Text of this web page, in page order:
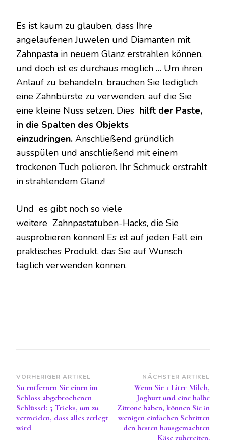
Es ist kaum zu glauben, dass Ihre
angelaufenen Juwelen und Diamanten mit
Zahnpasta in neuem Glanz erstrahlen können,
und doch ist es durchaus möglich … Um ihren
Anlauf zu behandeln, brauchen Sie lediglich
eine Zahnbürste zu verwenden, auf die Sie
eine kleine Nuss setzen. Dies hilft der Paste,
in die Spalten des Objekts
einzudringen. Anschließend gründlich
ausspülen und anschließend mit einem
trockenen Tuch polieren. Ihr Schmuck erstrahlt
in strahlendem Glanz!
Und es gibt noch so viele
weitere Zahnpastatuben-Hacks, die Sie
ausprobieren können! Es ist auf jeden Fall ein
praktisches Produkt, das Sie auf Wunsch
täglich verwenden können.
Beitragsnavigation
VORHERIGER ARTIKEL
So entfernen Sie einen im
Schloss abgebrochenen
Schlüssel: 5 Tricks, um zu
vermeiden, dass alles zerlegt
wird
NÄCHSTER ARTIKEL
Wenn Sie 1 Liter Milch,
Joghurt und eine halbe
Zitrone haben, können Sie in
wenigen einfachen Schritten
den besten hausgemachten
Käse zubereiten.